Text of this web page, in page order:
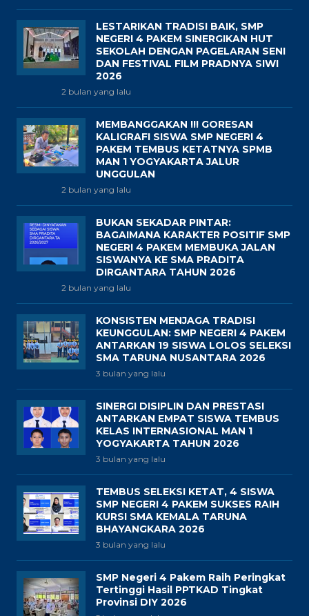
LESTARIKAN TRADISI BAIK, SMP
NEGERI 4 PAKEM SINERGIKAN HUT
SEKOLAH DENGAN PAGELARAN SENI
DAN FESTIVAL FILM PRADNYA SIWI
2026
2 bulan yang lalu
MEMBANGGAKAN !!! GORESAN
KALIGRAFI SISWA SMP NEGERI 4
PAKEM TEMBUS KETATNYA SPMB
MAN 1 YOGYAKARTA JALUR
UNGGULAN
2 bulan yang lalu
BUKAN SEKADAR PINTAR:
BAGAIMANA KARAKTER POSITIF SMP
NEGERI 4 PAKEM MEMBUKA JALAN
SISWANYA KE SMA PRADITA
DIRGANTARA TAHUN 2026
2 bulan yang lalu
KONSISTEN MENJAGA TRADISI
KEUNGGULAN: SMP NEGERI 4 PAKEM
ANTARKAN 19 SISWA LOLOS SELEKSI
SMA TARUNA NUSANTARA 2026
3 bulan yang lalu
SINERGI DISIPLIN DAN PRESTASI
ANTARKAN EMPAT SISWA TEMBUS
KELAS INTERNASIONAL MAN 1
YOGYAKARTA TAHUN 2026
3 bulan yang lalu
TEMBUS SELEKSI KETAT, 4 SISWA
SMP NEGERI 4 PAKEM SUKSES RAIH
KURSI SMA KEMALA TARUNA
BHAYANGKARA 2026
3 bulan yang lalu
SMP Negeri 4 Pakem Raih Peringkat
Tertinggi Hasil PPTKAD Tingkat
Provinsi DIY 2026